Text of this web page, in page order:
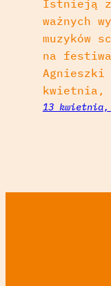
Istnieją
ważnych
muzyków
na
kwietnia,
13 kwietnia,